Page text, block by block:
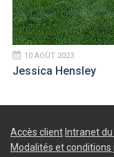
10 AOÛT 2023
Jessica Hensley
Accès client Intranet
Modalités et conditions